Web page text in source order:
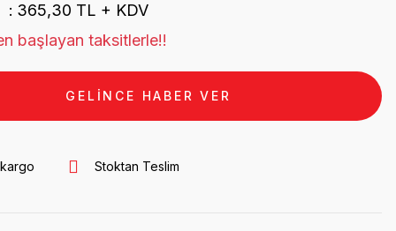
365,30 TL + KDV
başlayan taksitlerle!!
GELİNCE HABER VER
Stoktan Teslim